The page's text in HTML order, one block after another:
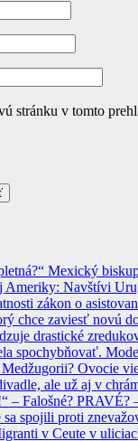
stránku v tomto
Mexický
Navštívi
zákon o
chce zaviesť novú
drastické
spochybňovať.
Ovocie
ale už aj v
– Falošné?
spojili proti
v Ceute v